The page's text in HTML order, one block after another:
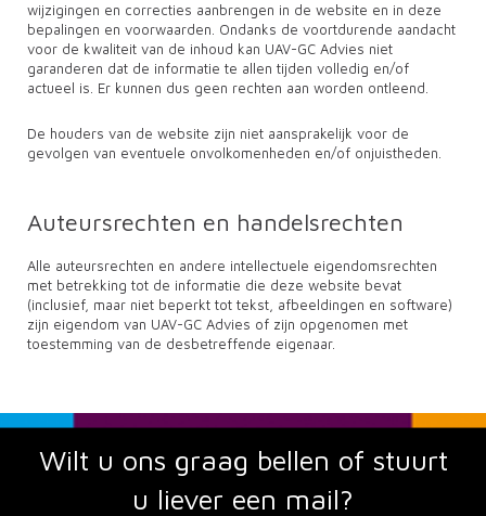
wijzigingen en correcties aanbrengen in de website en in deze
bepalingen en voorwaarden. Ondanks de voortdurende aandacht
voor de kwaliteit van de inhoud kan UAV-GC Advies niet
garanderen dat de informatie te allen tijden volledig en/of
actueel is. Er kunnen dus geen rechten aan worden ontleend.
De houders van de website zijn niet aansprakelijk voor de
gevolgen van eventuele onvolkomenheden en/of onjuistheden.
Auteursrechten en handelsrechten
Alle auteursrechten en andere intellectuele eigendomsrechten
met betrekking tot de informatie die deze website bevat
(inclusief, maar niet beperkt tot tekst, afbeeldingen en software)
zijn eigendom van UAV-GC Advies of zijn opgenomen met
toestemming van de desbetreffende eigenaar.
Wilt u ons graag bellen of stuurt
u liever een mail?